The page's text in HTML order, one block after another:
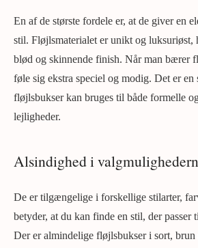
En af de største fordele er, at de giver en
stil. Fløjlsmaterialet er unikt og luksuriøst,
blød og skinnende finish. Når man bærer
føle sig ekstra speciel og modig. Det er
fløjlsbukser kan bruges til både formelle
lejligheder.
Alsindighed i
De er tilgængelige i forskellige stilarter,
betyder, at du kan finde en stil, der passer
Der er almindelige fløjlsbukser i sort,